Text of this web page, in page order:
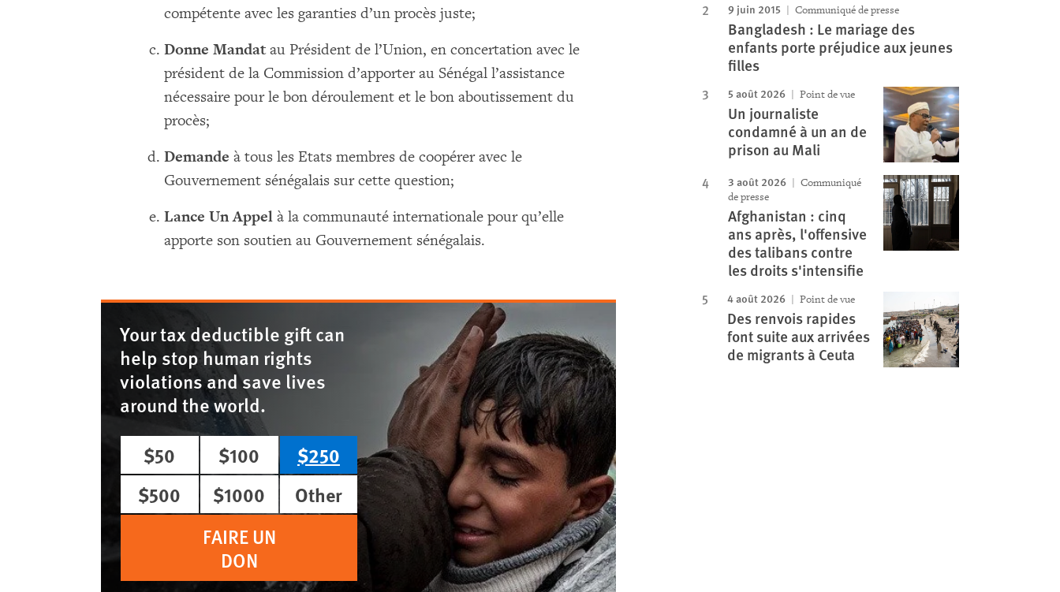
compétente avec les garanties d’un procès juste;
Donne Mandatau Président de l’Union, en concertation avec le
président de la Commission d’apporter au Sénégal l’assistance
nécessaire pour le bon déroulement et le bon aboutissement du
procès;
Demande à tous les Etats membres de coopérer avec le
Gouvernement sénégalais sur cette question;
Lance Un Appel à la communauté internationale pour qu’elle
apporte son soutien au Gouvernement sénégalais.
Your tax deductible gift can
help stop human rights
violations and save lives
around the world.
$50
$100
$250
$500
$1000
Other
FAIRE UN
DON
9 juin 2015 Communiqué de presse
Bangladesh : Le mariage des
enfants porte préjudice aux jeunes
filles
5 août 2026 Point de vue
Un journaliste
condamné à un an de
prison au Mali
3 août 2026
Communiqué
de presse
Afghanistan : cinq
ans après, l'offensive
des talibans contre
les droits s'intensifie
4 août 2026 Point de vue
Des renvois rapides
font suite aux arrivées
de migrants à Ceuta